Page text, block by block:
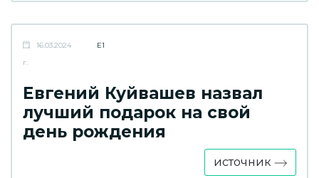
16.03.2024
г.
E1
Евгений Куйвашев назвал
лучший подарок на свой
день рождения
источник